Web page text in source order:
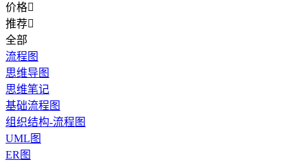
价格
推荐
全部
流程图
思维导图
思维笔记
基础流程图
组织结构-流程图
UML图
ER图